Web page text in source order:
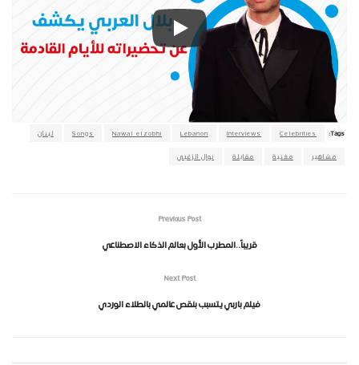
Tags:
Celebrities
Interviews
Lebanon
Nawal elzobhi
Songs لبنان
مشاهير مغنية مقابلة نوال الزغبي
Previous Post
قريباً..المطرب الأول بعالم الذكاء الاصطناعي
Next Post
فيلم باربي يتسبب بنقص عالمي بالطلاء الوردي